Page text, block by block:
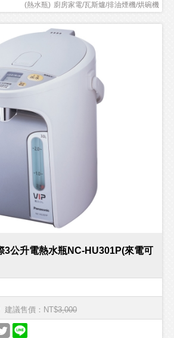
廚房家電/瓦斯爐/排油煙機/烘碗機
(熱水瓶)
公升電熱水瓶NC-HU301P(來電可
建議售價：NT$3,000